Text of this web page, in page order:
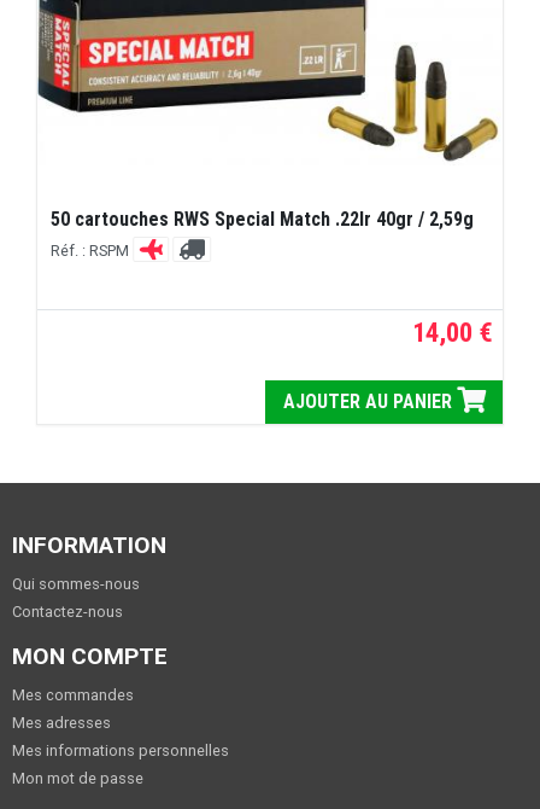
50 cartouches RWS Special Match .22lr 40gr / 2,59g
Réf. : RSPM
14,00 €
AJOUTER AU PANIER
INFORMATION
Qui sommes-nous
Contactez-nous
MON COMPTE
Mes commandes
Mes adresses
Mes informations personnelles
Mon mot de passe